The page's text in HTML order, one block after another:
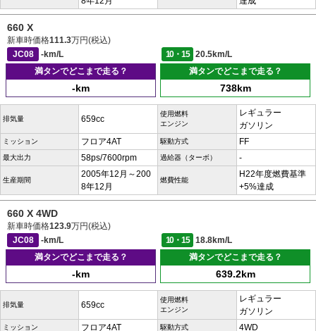
660 X
新車時価格111.3万円(税込)
JC08
-km/L 10・15
20.5km/L
満タンでどこまで走る？
-km
満タンでどこまで走る？
738km
排気量 659cc
使用燃料
エンジン
レギュラー
ガソリン
ミッション フロア4AT 駆動方式 FF
最大出力 58ps/7600rpm 過給器（ターボ） -
生産期間
2005年12月～200
8年12月
燃費性能
H22年度燃費基準
+5%達成
660 X 4WD
新車時価格123.9万円(税込)
JC08
-km/L 10・15
18.8km/L
満タンでどこまで走る？
-km
満タンでどこまで走る？
639.2km
排気量 659cc
使用燃料
エンジン
レギュラー
ガソリン
ミッション フロア4AT 駆動方式 4WD